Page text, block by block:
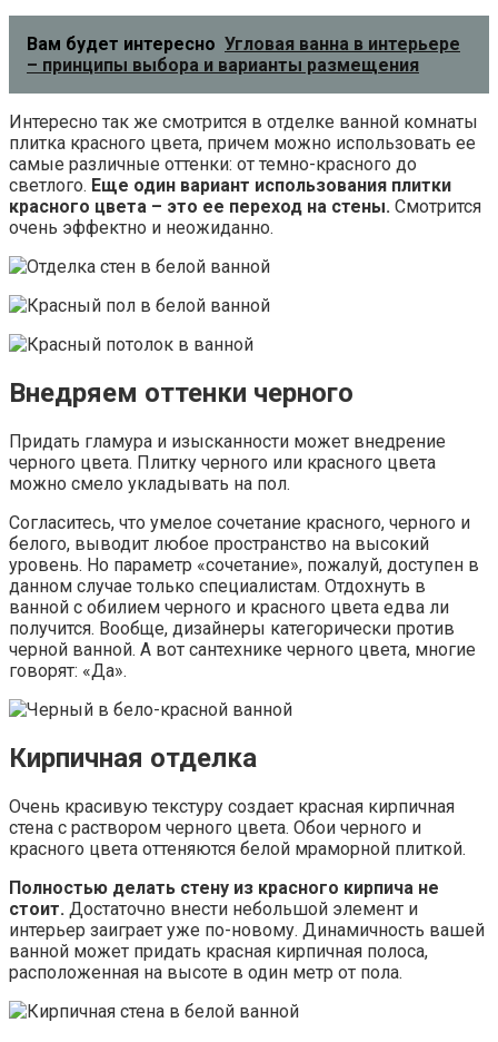
Вам будет интересно Угловая ванна в интерьере
– принципы выбора и варианты размещения
Интересно так же смотрится в отделке ванной комнаты
плитка красного цвета, причем можно использовать ее
самые различные оттенки: от темно-красного до
светлого. Еще один вариант использования плитки
красного цвета – это ее переход на стены. Смотрится
очень эффектно и неожиданно.
Внедряем оттенки черного
Придать гламура и изысканности может внедрение
черного цвета. Плитку черного или красного цвета
можно смело укладывать на пол.
Согласитесь, что умелое сочетание красного, черного и
белого, выводит любое пространство на высокий
уровень. Но параметр «сочетание», пожалуй, доступен в
данном случае только специалистам. Отдохнуть в
ванной с обилием черного и красного цвета едва ли
получится. Вообще, дизайнеры категорически против
черной ванной. А вот сантехнике черного цвета, многие
говорят: «Да».
Кирпичная отделка
Очень красивую текстуру создает красная кирпичная
стена с раствором черного цвета. Обои черного и
красного цвета оттеняются белой мраморной плиткой.
Полностью делать стену из красного кирпича не
стоит. Достаточно внести небольшой элемент и
интерьер заиграет уже по-новому. Динамичность вашей
ванной может придать красная кирпичная полоса,
расположенная на высоте в один метр от пола.